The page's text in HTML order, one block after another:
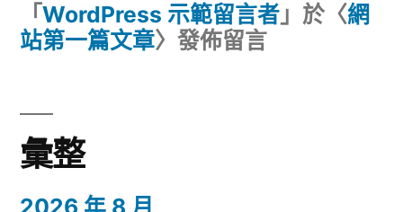
「 WordPress 示範留言者 」於〈網
站第一篇文章〉發佈留言
彙整